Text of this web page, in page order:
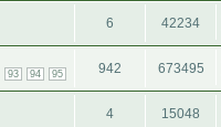
6 42234
93 94 95 942 673495
4 15048